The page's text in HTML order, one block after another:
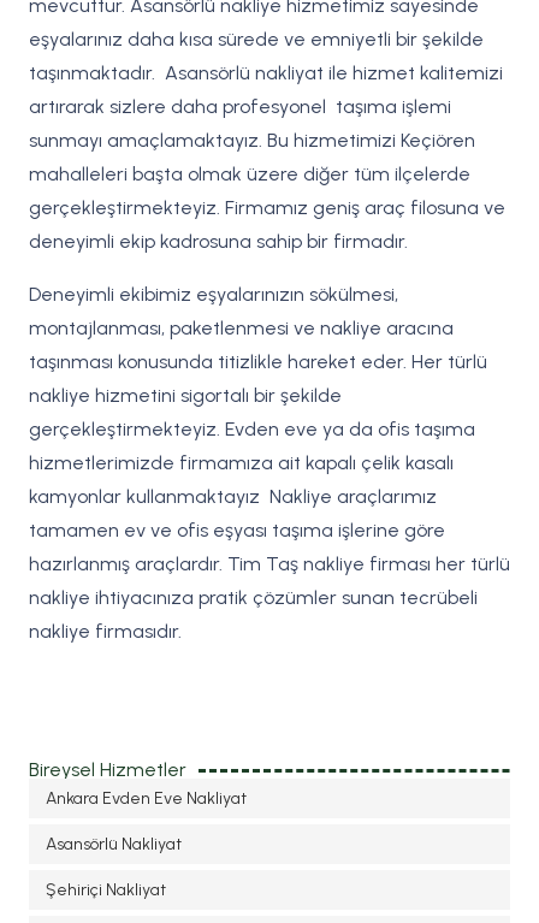
mevcuttur. Asansörlü nakliye hizmetimiz sayesinde
eşyalarınız daha kısa sürede ve emniyetli bir şekilde
taşınmaktadır. Asansörlü nakliyat ile hizmet kalitemizi
artırarak sizlere daha profesyonel taşıma işlemi
sunmayı amaçlamaktayız. Bu hizmetimizi Keçiören
mahalleleri başta olmak üzere diğer tüm ilçelerde
gerçekleştirmekteyiz. Firmamız geniş araç filosuna ve
deneyimli ekip kadrosuna sahip bir firmadır.
Deneyimli ekibimiz eşyalarınızın sökülmesi,
montajlanması, paketlenmesi ve nakliye aracına
taşınması konusunda titizlikle hareket eder. Her türlü
nakliye hizmetini sigortalı bir şekilde
gerçekleştirmekteyiz. Evden eve ya da ofis taşıma
hizmetlerimizde firmamıza ait kapalı çelik kasalı
kamyonlar kullanmaktayız Nakliye araçlarımız
tamamen ev ve ofis eşyası taşıma işlerine göre
hazırlanmış araçlardır. Tim Taş nakliye firması her türlü
nakliye ihtiyacınıza pratik çözümler sunan tecrübeli
nakliye firmasıdır.
Bireysel Hizmetler
Ankara Evden Eve Nakliyat
Asansörlü Nakliyat
Şehiriçi Nakliyat